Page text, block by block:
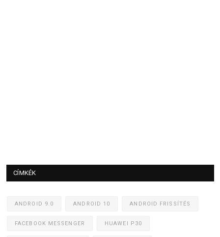
CÍMKÉK
ANDROID 9.0 ANDROID 10 ANDROID FRISSÍTÉS
FACEBOOK MESSENGER HUAWEI P30